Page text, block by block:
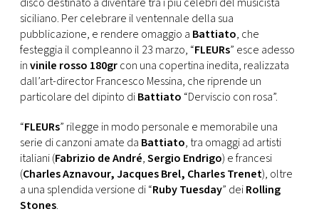
EVENTI
VIDEO
TV
PRINCIPATO
DI
MONACO
siciliano. Per celebrare il ventennale della sua
pubblicazione, e rendere omaggio a Battiato, che
festeggia il compleanno il 23 marzo, “FLEURs” esce adesso
invinile rosso 180grcon una copertina inedita, realizzata
dall’art-director Francesco Messina, che riprende un
particolare del dipinto diBattiato “Derviscio con rosa”.
“FLEURs” rilegge in modo personale e memorabile una
serie di canzoni amate da Battiato, tra omaggi ad artisti
italiani (Fabrizio de André,Sergio Endrigo) e francesi
(Charles Aznavour, Jacques Brel, Charles Trenet), oltre
a una splendida versione di “Ruby Tuesday” deiRolling
Stones.